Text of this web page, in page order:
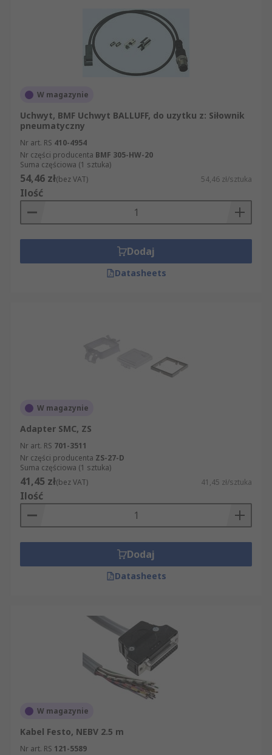
W magazynie
Uchwyt, BMF Uchwyt BALLUFF, do uzytku z: Siłownik
pneumatyczny
Nr art. RS 410-4954
Nr części producenta BMF 305-HW-20
Suma częściowa (1 sztuka)
54,46 zł(bez VAT) 54,46 zł/sztuka
Ilość
Dodaj
Datasheets
W magazynie
Adapter SMC, ZS
Nr art. RS 701-3511
Nr części producenta ZS-27-D
Suma częściowa (1 sztuka)
41,45 zł(bez VAT) 41,45 zł/sztuka
Ilość
Dodaj
Datasheets
W magazynie
Kabel Festo, NEBV 2.5 m
Nr art. RS 121-5589